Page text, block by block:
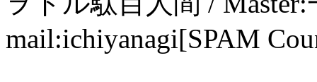
mail:ichiyanagi[SPAM